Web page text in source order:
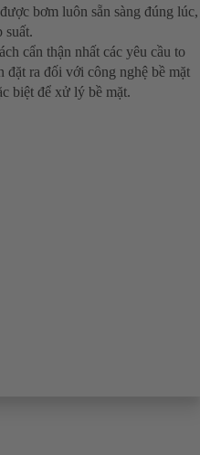
bơm luôn sẵn sàng đúng lúc,
suất.
cẩn thận nhất các yêu cầu to
đặt ra đối với công nghệ bề mặt
biệt để xử lý bề mặt.